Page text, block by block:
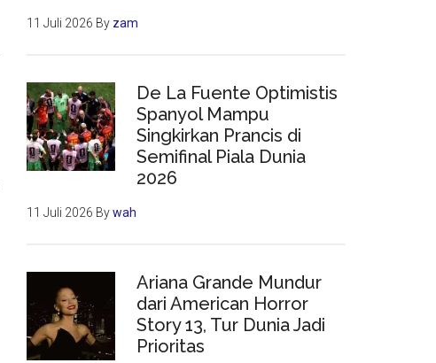
11 Juli 2026 By zam
De La Fuente Optimistis
Spanyol Mampu
Singkirkan Prancis di
Semifinal Piala Dunia
2026
11 Juli 2026 Bywah
Ariana Grande Mundur
dari American Horror
Story 13, Tur Dunia Jadi
Prioritas